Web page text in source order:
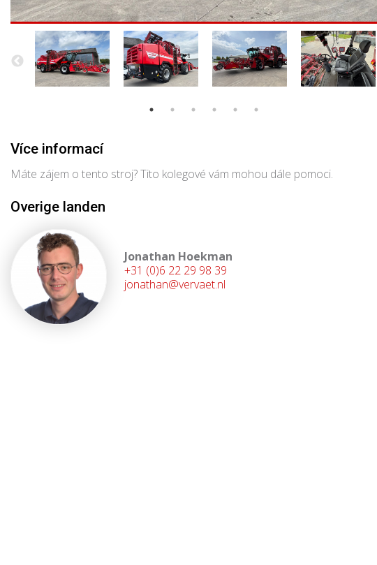
Více informací
Máte zájem o tento stroj? Tito kolegové vám mohou dále pomoci.
Overige landen
Jonathan Hoekman
+31 (0)6 22 29 98 39
jonathan@vervaet.nl